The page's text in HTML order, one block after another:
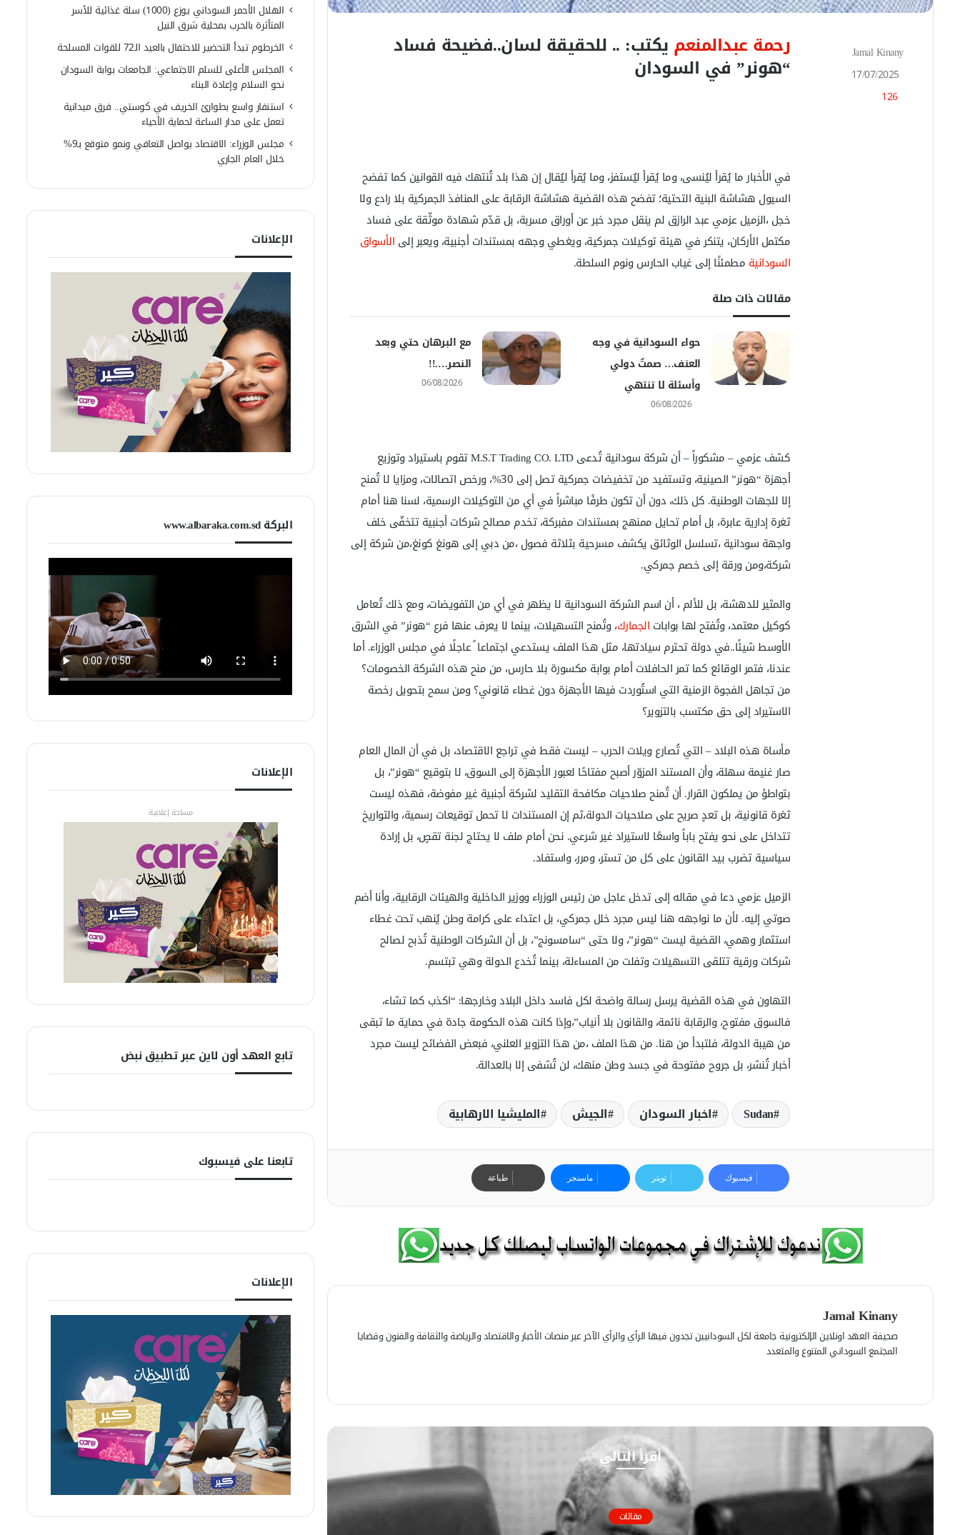
رحمة عبدالمنعم يكتب: .. للحقيقة لسان..فضيحة فساد
“هونر” في السودان
في الأخبار ما يُقرأ ليُنسى، وما يُقرأ ليُستفز، وما يُقرأ ليُقال إن هذا بلد تُنتهك فيه القوانين كما تفضح
السيول هشاشة البنية التحتية؛ تفضح هذه القضية هشاشة الرقابة على المنافذ الجمركية بلا رادع ولا
خجل ،الزميل عزمي عبد الرازق لم ينقل مجرد خبر عن أوراق مسربة، بل قدّم شهادة موثّقة على فساد
مكتمل الأركان، يتنكر في هيئة توكيلات جمركية، ويغطي وجهه بمستندات أجنبية، ويعبر إلى الأسواق
السودانية مطمئنًا إلى غياب الحارس ونوم السلطة.
مقالات ذات صلة
حواء السودانية في وجه
العنف… صمتٌ دولي
وأسئلة لا تنتهي
06/08/2026
مع البرهان حتي وبعد
النصر….!!
06/08/2026
كشف عزمي – مشكوراً – أن شركة سودانية تُدعى M.S.T Trading CO. LTD تقوم باستيراد وتوزيع
أجهزة “هونر” الصينية، وتستفيد من تخفيضات جمركية تصل إلى 30%، ورخص اتصالات، ومزايا لا تُمنح
إلا للجهات الوطنية. كل ذلك، دون أن تكون طرفًا مباشراً في أي من التوكيلات الرسمية، لسنا هنا أمام
ثغرة إدارية عابرة، بل أمام تحايل ممنهج بمستندات مفبركة، تخدم مصالح شركات أجنبية تتخفّى خلف
واجهة سودانية ،تسلسل الوثائق يكشف مسرحية بثلاثة فصول ،من دبي إلى هونغ كونغ،من شركة إلى
شركة،ومن ورقة إلى خصم جمركي.
والمثير للدهشة، بل للألم ، أن اسم الشركة السودانية لا يظهر في أي من التفويضات، ومع ذلك تُعامل
كوكيل معتمد، وتُفتح لها بوابات الجمارك، وتُمنح التسهيلات، بينما لا يعرف عنها فرع “هونر” في الشرق
الأوسط شيئًا..في دولة تحترم سيادتها، مثل هذا الملف يستدعي اجتماعا ً عاجلًا في مجلس الوزراء. أما
عندنا، فتمر الوقائع كما تمر الحافلات أمام بوابة مكسورة بلا حارس، من منح هذه الشركة الخصومات؟
من تجاهل الفجوة الزمنية التي استُوردت فيها الأجهزة دون غطاء قانوني؟ ومن سمح بتحويل رخصة
الاستيراد إلى حق مكتسب بالتزوير؟
مأساة هذه البلاد – التي تُصارع ويلات الحرب – ليست فقط في تراجع الاقتصاد، بل في أن المال العام
صار غنيمة سهلة، وأن المستند المزوّر أصبح مفتاحًا لعبور الأجهزة إلى السوق، لا بتوقيع “هونر”، بل
بتواطؤ من يملكون القرار. أن تُمنح صلاحيات مكافحة التقليد لشركة أجنبية غير مفوضة، فهذه ليست
ثغرة قانونية، بل تعدٍ صريح على صلاحيات الدولة،ثم إن المستندات لا تحمل توقيعات رسمية، والتواريخ
تتداخل على نحو يفتح باباً واسعًا لاستيراد غير شرعي. نحن أمام ملف لا يحتاج لجنة تقصٍ، بل إرادة
سياسية تضرب بيد القانون على كل من تستر، ومرر، واستفاد.
الزميل عزمي دعا في مقاله إلى تدخل عاجل من رئيس الوزراء ووزير الداخلية والهيئات الرقابية، وأنا أضم
صوتي إليه. لأن ما نواجهه هنا ليس مجرد خلل جمركي، بل اعتداء على كرامة وطن يُنهب تحت غطاء
استثمار وهمي، القضية ليست “هونر”، ولا حتى “سامسونج”، بل أن الشركات الوطنية تُذبح لصالح
شركات ورقية تتلقى التسهيلات وتفلت من المساءلة، بينما تُخدع الدولة وهي تبتسم.
التهاون في هذه القضية يرسل رسالة واضحة لكل فاسد داخل البلاد وخارجها: “اكذب كما تشاء،
فالسوق مفتوح، والرقابة نائمة، والقانون بلا أنياب”،وإذا كانت هذه الحكومة جادة في حماية ما تبقى
من هيبة الدولة، فلتبدأ من هنا. من هذا الملف ،من هذا التزوير العلني، فبعض الفضائح ليست مجرد
أخبار تُنشر، بل جروح مفتوحة في جسد وطن منهك، لن تُشفى إلا بالعدالة.
Sudan اخبار السودان الجيش المليشيا الارھابية
Jamal Kinany
17/07/2025
126
فيسبوك تويتر ماسنجر طباعة
Jamal Kinany
صحيفة العهد اونلاين الإلكترونية جامعة لكل السودانيين تجدون فيها الرأي والرأي الآخر عبر منصات الأخبار والاقتصاد والرياضة والثقافة والفنون وقضايا
المجتمع السوداني المتنوع والمتعدد
و
ق
ل
س
ب
أقرأ التالي
مقالات
الهلال الأحمر السوداني يوزع (1000) سلة غذائية للأسر
المتأثرة بالحرب بمحلية شرق النيل
الخرطوم تبدأ التحضير للاحتفال بالعيد الـ72 للقوات المسلحة
المجلس الأعلى للسلم الاجتماعي: الجامعات بوابة السودان
نحو السلام وإعادة البناء
استنفار واسع بطوارئ الخريف في كوستي.. فرق ميدانية
تعمل على مدار الساعة لحماية الأحياء
مجلس الوزراء: الاقتصاد يواصل التعافي ونمو متوقع بـ9%
خلال العام الجاري
الإعلانات
البركة www.albaraka.com.sd
الإعلانات
مساحة إعلانية
تابع العهد أون لاين عبر تطبيق نبض
تابعنا على فيسبوك
الإعلانات